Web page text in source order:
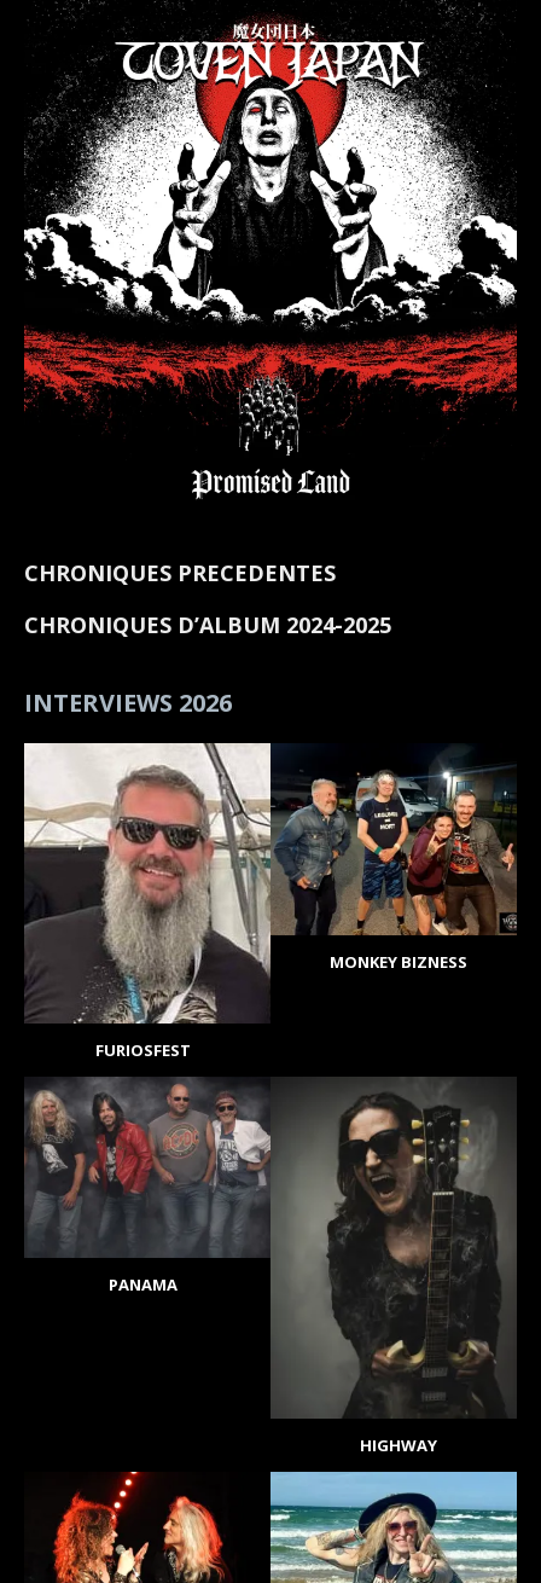
CHRONIQUES PRECEDENTES
CHRONIQUES D’ALBUM 2024-2025
INTERVIEWS 2026
FURIOSFEST
MONKEY BIZNESS
PANAMA
HIGHWAY